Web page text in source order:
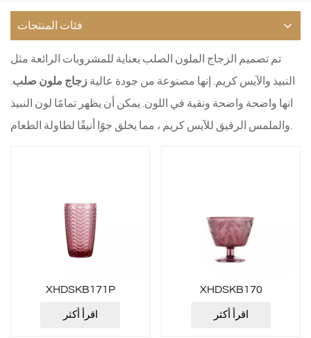
فئات المنتجات
تم تصميم الزجاج الملون الصلب بعناية للمشروبات الرائعة مثل
النبيذ والآيس كريم. إنها مصنوعة من جودة عالية زجاج ملون صلب.
انها واضحة واضحة ونقية في اللون. يمكن أن يظهر تمامًا لون النبيذ
والملمس الرقيق للآيس كريم ، مما يخلق جوًا أنيقًا لطاولة الطعام.
XHDSKB171P
اقرأ أكثر
XHDSKB170
اقرأ أكثر